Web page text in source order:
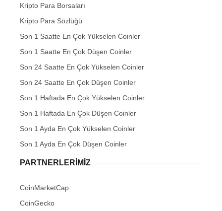
Kripto Para Borsaları
Kripto Para Sözlüğü
Son 1 Saatte En Çok Yükselen Coinler
Son 1 Saatte En Çok Düşen Coinler
Son 24 Saatte En Çok Yükselen Coinler
Son 24 Saatte En Çok Düşen Coinler
Son 1 Haftada En Çok Yükselen Coinler
Son 1 Haftada En Çok Düşen Coinler
Son 1 Ayda En Çok Yükselen Coinler
Son 1 Ayda En Çok Düşen Coinler
PARTNERLERIMIZ
CoinMarketCap
CoinGecko